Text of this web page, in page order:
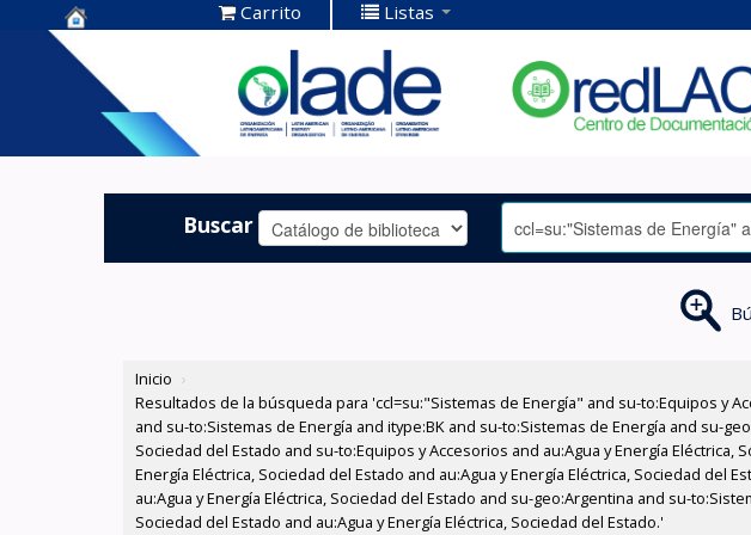
Centro de
Documentación
OLADE -
Carrito Listas
Buscar
Inicio ›
Resultados de la búsqueda para 'ccl=su:"Sistemas de Energía" and su-to:Equipos y
and su-to:Sistemas de Energía and itype:BK and su-to:Sistemas de Energía and su-
Sociedad del Estado and su-to:Equipos y Accesorios and au:Agua y Energía
Energía Eléctrica, Sociedad del Estado and au:Agua y Energía Eléctrica, Sociedad del
au:Agua y Energía Eléctrica, Sociedad del Estado and su-geo:Argentina and su-
Sociedad del Estado and au:Agua y Energía Eléctrica, Sociedad del Estado.'